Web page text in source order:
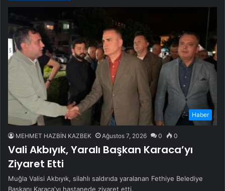
Haber
MEHMET HAZBİN KAZBEK Ağustos 7, 2026 0 0
Vali Akbıyık, Yaralı Başkan Karaca’yı
Ziyaret Etti
Muğla Valisi Akbıyık, silahlı saldırıda yaralanan Fethiye Belediye
Başkanı Karaca'yı hastanede ziyaret etti.